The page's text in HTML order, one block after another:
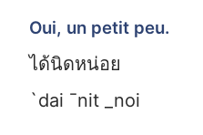
Oui, un petit peu.
ได้นิดหน่อย
`dai ¯nit _noi